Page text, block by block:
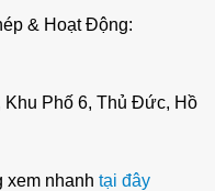
& Hoạt Động:
Phố 6, Thủ Đức, Hồ
xem nhanh tại đây